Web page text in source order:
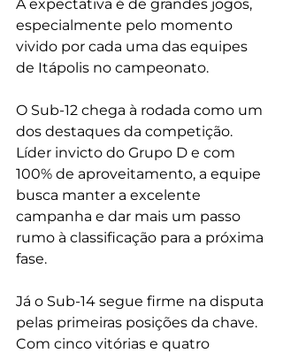
A expectativa é de grandes jogos,
especialmente pelo momento
vivido por cada uma das equipes
de Itápolis no campeonato.
O Sub-12 chega à rodada como um
dos destaques da competição.
Líder invicto do Grupo D e com
100% de aproveitamento, a equipe
busca manter a excelente
campanha e dar mais um passo
rumo à classificação para a próxima
fase.
Já o Sub-14 segue firme na disputa
pelas primeiras posições da chave.
Com cinco vitórias e quatro